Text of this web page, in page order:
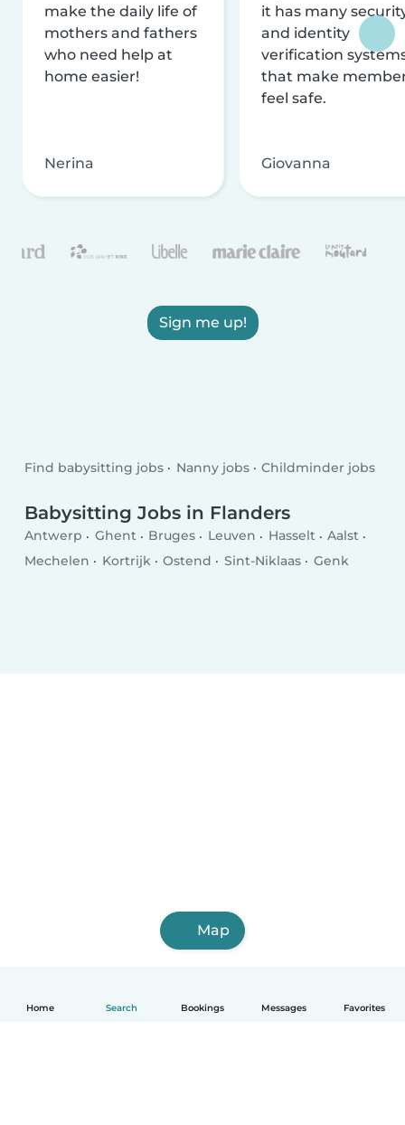
Home Search Bookings Messages Favorites
make the daily life of
mothers and fathers
who need help at
home easier!
Nerina
it has many
and identity
verification
that make
feel safe.
Giovanna
Sign me up!
Find babysitting jobs Nanny jobs Childminder jobs
Babysitting Jobs in Flanders
Antwerp Ghent Bruges Leuven Hasselt
Aalst
Mechelen
Kortrijk Ostend Sint-Niklaas Genk
Map